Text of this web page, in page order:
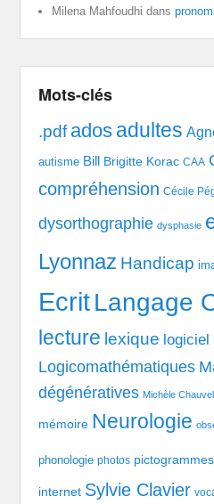
Milena Mahfoudhi dans
Mots-clés
.pdf ados adultes
autisme Bill Brigitte Korac CAA
compréhension Cécile
dysorthographie dysphasie
Lyonnaz Handicap
EcritLangage
lecture lexique logiciel
Logicomathématiques
dégénératives Michèle Chauvel
mémoire Neurologie
phonologie photos pictogrammes
internet Sylvie Clavier